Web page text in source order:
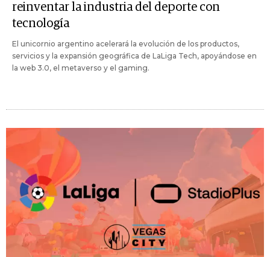
reinventar la industria del deporte con
tecnología
El unicornio argentino acelerará la evolución de los productos,
servicios y la expansión geográfica de LaLiga Tech, apoyándose en
la web 3.0, el metaverso y el gaming.